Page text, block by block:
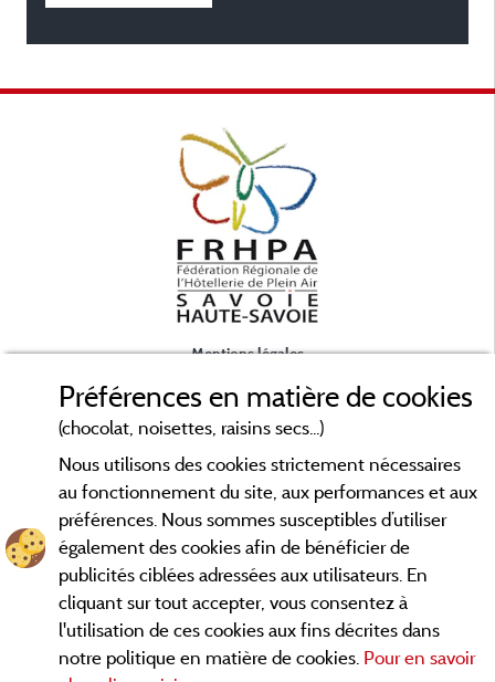
Mentions légales
Contact
CGV
Les meilleurs campings en Savoie. Consultez les fiches de nos
adhérents et découvrez nos meilleures offres en Chartreuse,
en Maurienne, Génévois, des lacs d'Aiguebelette, Annecy,
Léman et Le Bourget... informez vous directement ici en ligne
Préférences en matière de cookies
(chocolat, noisettes, raisins secs...)
Nous utilisons des cookies strictement nécessaires
au fonctionnement du site, aux performances et aux
préférences. Nous sommes susceptibles d’utiliser
également des cookies afin de bénéficier de
publicités ciblées adressées aux utilisateurs. En
cliquant sur tout accepter, vous consentez à
l'utilisation de ces cookies aux fins décrites dans
notre politique en matière de cookies. Pour en savoir